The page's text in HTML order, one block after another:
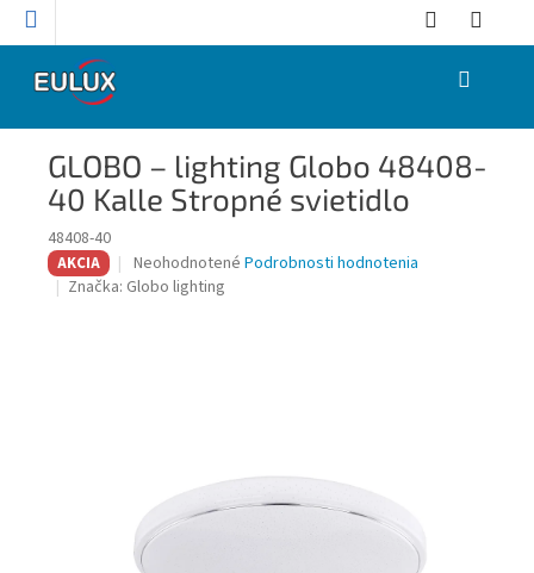
Prejsť
NÁKUPNÝ
GLOBO – lighting Globo 48408-
40 Kalle Stropné svietidlo
48408-40
AKCIA
Priemerné
hodnotenie
Neohodnotené Podrobnosti hodnotenia
Značka: Globo lighting